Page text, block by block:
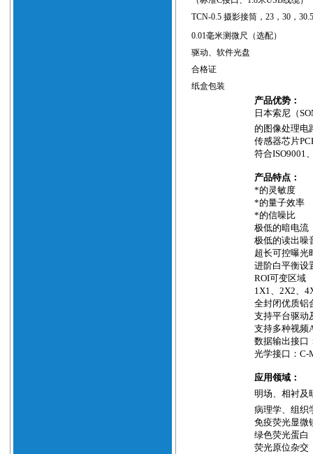
TCN-0.5摄影接筒，23 ，30 ，
0.01毫米测微尺（选配）
驱动、软件光盘
合格证
纸盒包装
产品优势：
日本索尼（
的图像处理电
传感器芯片
符合ISO9001
产品特点：
*的灵敏度
*的量子效率
*的信噪比
极低的暗电流
极低的读出噪
超长可控曝光
进阶白平衡设
ROI可变区域
1X1、2X2、
全封闭优质铝
支持平台驱动
支持多种视频
数据输出接口
光学接口：C-
应用领域：
明场、相衬及
病理学、组织
免疫荧光显微
绿色荧光蛋白
荧光原位杂交